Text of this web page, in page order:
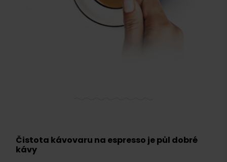
Čistota kávovaru na espresso je půl dobré
kávy